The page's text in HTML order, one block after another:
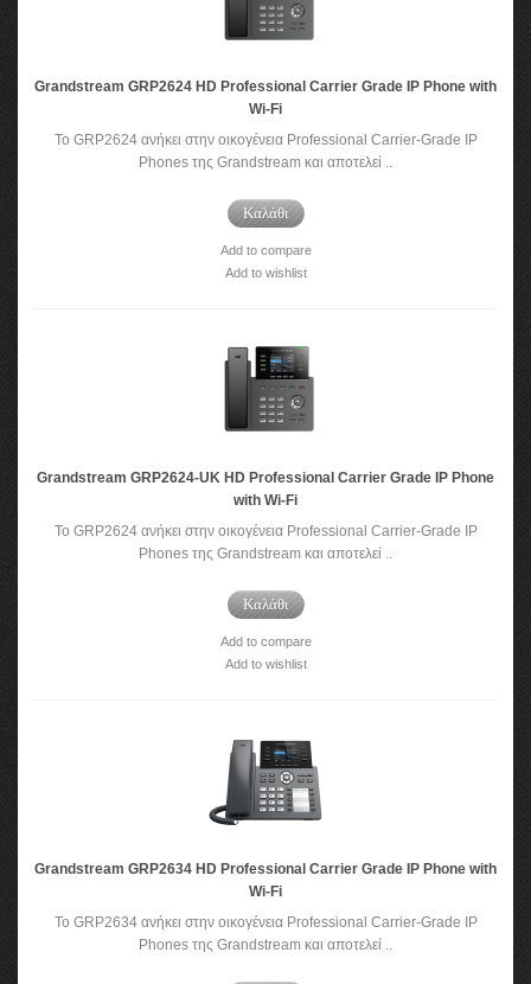
Grandstream GRP2624 HD Professional Carrier Grade IP Phone with
Wi-Fi
Το GRP2624 ανήκει στην οικογένεια Professional Carrier-Grade IP
Phones της Grandstream και αποτελεί ..
Καλάθι
Add to compare
Add to wishlist
Grandstream GRP2624-UK HD Professional Carrier Grade IP Phone
with Wi-Fi
Το GRP2624 ανήκει στην οικογένεια Professional Carrier-Grade IP
Phones της Grandstream και αποτελεί ..
Καλάθι
Add to compare
Add to wishlist
Grandstream GRP2634 HD Professional Carrier Grade IP Phone with
Wi-Fi
Το GRP2634 ανήκει στην οικογένεια Professional Carrier-Grade IP
Phones της Grandstream και αποτελεί ..